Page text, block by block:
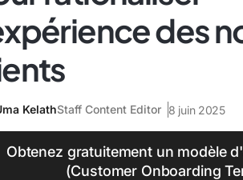
des
KelathStaff Content Editor 8 juin 2025
Obtenez gratuitement un modèle
(Customer Onboarding